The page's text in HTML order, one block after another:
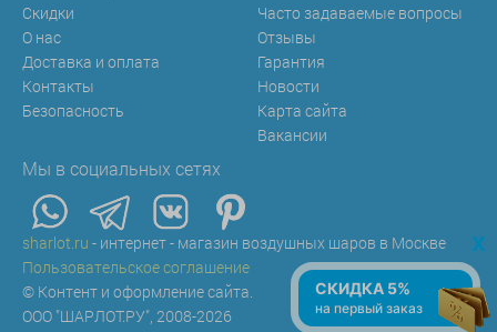
Скидки
О нас
Доставка и оплата
Контакты
Безопасность
Часто задаваемые вопросы
Отзывы
Гарантия
Новости
Карта сайта
Вакансии
Мы в социальных сетях
sharlot.ru - интернет - магазин воздушных шаров в Москве
Пользовательское соглашение
© Контент и оформление сайта.
ООО "ШАРЛОТ.РУ", 2008-2026
x
СКИДКА 5%
на первый заказ